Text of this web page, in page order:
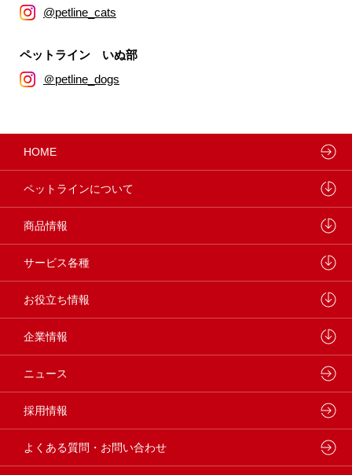
@petline_cats
ペットライン いぬ部
＠petline_dogs
HOME
ペットラインについて
ペットラインが大切にしていること
研究開発センターについて
学会・論文発表
製品・品質管理
商品情報
ドッグフード
キャットフード
小動物
動物病院専用フード
フードコンシェル
サービス各種
ウェルネスナビ
しあわせマルシェ
どうぶつ病院宅配便
お役立ち情報
ペットライン 犬ノート
ペットライン 猫ノート
狂犬病予防
企業情報
会社概要・事業所
代表メッセージ
企業理念・ビジョン
ニュース
採用情報
よくある質問・お問い合わせ